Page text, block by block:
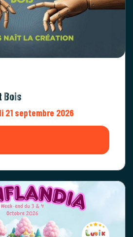
Bois
21 septembre 2026